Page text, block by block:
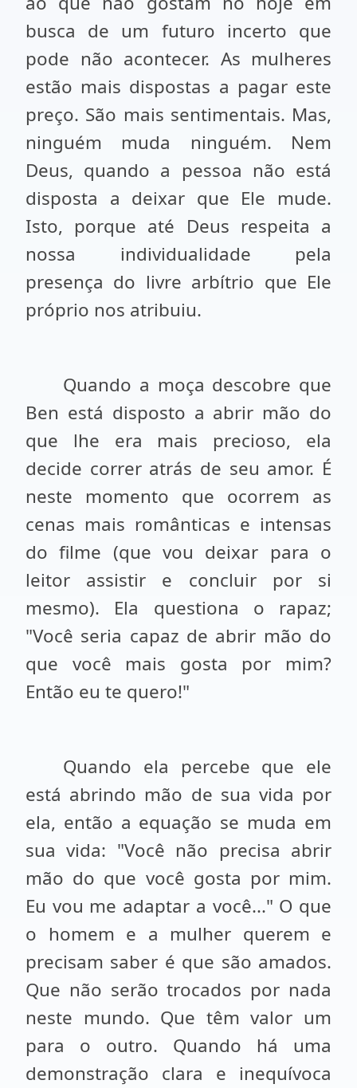
busca de um futuro incerto que
pode não acontecer. As mulheres
estão mais dispostas a pagar este
preço. São mais sentimentais. Mas,
ninguém muda ninguém. Nem
Deus, quando a pessoa não está
disposta a deixar que Ele mude.
Isto, porque até Deus respeita a
nossa individualidade pela
presença do livre arbítrio que Ele
próprio nos atribuiu.
Quando a moça descobre que
Ben está disposto a abrir mão do
que lhe era mais precioso, ela
decide correr atrás de seu amor. É
neste momento que ocorrem as
cenas mais românticas e intensas
do filme (que vou deixar para o
leitor assistir e concluir por si
mesmo). Ela questiona o rapaz;
"Você seria capaz de abrir mão do
que você mais gosta por mim?
Então eu te quero!"
Quando ela percebe que ele
está abrindo mão de sua vida por
ela, então a equação se muda em
sua vida: "Você não precisa abrir
mão do que você gosta por mim.
Eu vou me adaptar a você..." O que
o homem e a mulher querem e
precisam saber é que são amados.
Que não serão trocados por nada
neste mundo. Que têm valor um
para o outro. Quando há uma
demonstração clara e inequívoca